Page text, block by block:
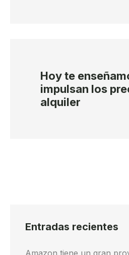
Hoy te
impulsan los
alquiler
Entradas recientes
Amazon tiene un gran